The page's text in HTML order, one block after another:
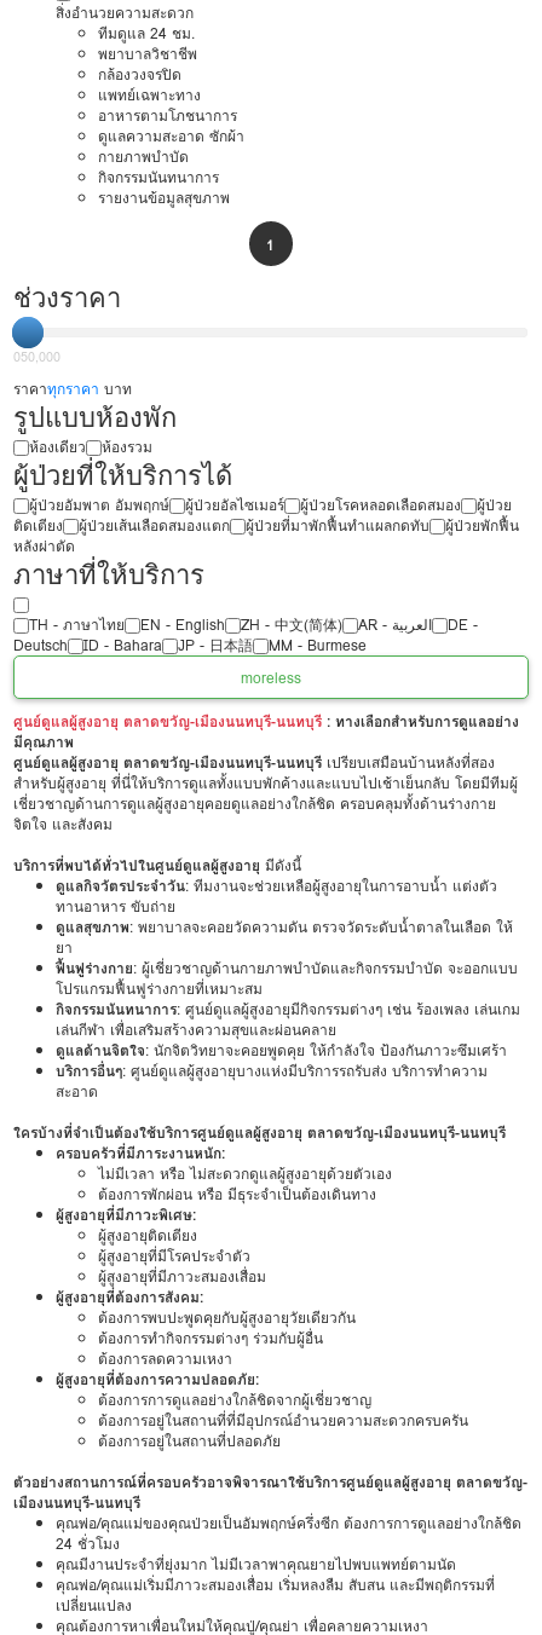
สิ่งอำนวยความสะดวก
ทีมดูแล 24 ชม.
พยาบาลวิชาชีพ
กล้องวงจรปิด
แพทย์เฉพาะทาง
อาหารตามโภชนาการ
ดูแลความสะอาด ซักผ้า
กายภาพบำบัด
กิจกรรมนันทนาการ
รายงานข้อมูลสุขภาพ
1
ช่วงราคา
050,000
ราคาทุกราคา บาท
รูปแบบห้องพัก
ห้องเดียว ห้องรวม
ผู้ป่วยที่ให้บริการได้
ผู้ป่วยอัมพาต อัมพฤกษ์ ผู้ป่วยอัลไซเมอร์ ผู้ป่วยโรคหลอดเลือดสมอง
ผู้ป่วย
ติดเตียง
ผู้ป่วยเส้นเลือดสมองแตก ผู้ป่วยที่มาพักฟื้นทำแผลกดทับ
ผู้ป่วยพักฟื้น
หลังผ่าตัด
ภาษาที่ให้บริการ
TH - ‏ภาษาไทย EN - English ZH - 中文(简体) ‏AR - ‏العربية‏
DE -
Deutsch
ID - Bahara JP - 日本語
MM - Burmese
moreless
ศูนย์ดูแลผู้สูงอายุ ตลาดขวัญ-เมืองนนทบุรี-นนทบุรี : ทางเลือกสำหรับการดูแลอย่าง
มีคุณภาพ
ศูนย์ดูแลผู้สูงอายุ ตลาดขวัญ-เมืองนนทบุรี-นนทบุรี เปรียบเสมือนบ้านหลังที่สอง
สำหรับผู้สูงอายุ ที่นี่ให้บริการดูแลทั้งแบบพักค้างและแบบไปเช้าเย็นกลับ โดยมีทีมผู้
เชี่ยวชาญด้านการดูแลผู้สูงอายุคอยดูแลอย่างใกล้ชิด ครอบคลุมทั้งด้านร่างกาย
จิตใจ และสังคม
บริการที่พบได้ทั่วไปในศูนย์ดูแลผู้สูงอายุ มีดังนี้
ดูแลกิจวัตรประจำวัน: ทีมงานจะช่วยเหลือผู้สูงอายุในการอาบน้ำ แต่งตัว
ทานอาหาร ขับถ่าย
ดูแลสุขภาพ: พยาบาลจะคอยวัดความดัน ตรวจวัดระดับน้ำตาลในเลือด ให้
ยา
ฟื้นฟูร่างกาย: ผู้เชี่ยวชาญด้านกายภาพบำบัดและกิจกรรมบำบัด จะออกแบบ
โปรแกรมฟื้นฟูร่างกายที่เหมาะสม
กิจกรรมนันทนาการ: ศูนย์ดูแลผู้สูงอายุมีกิจกรรมต่างๆ เช่น ร้องเพลง เล่นเกม
เล่นกีฬา เพื่อเสริมสร้างความสุขและผ่อนคลาย
ดูแลด้านจิตใจ: นักจิตวิทยาจะคอยพูดคุย ให้กำลังใจ ป้องกันภาวะซึมเศร้า
บริการอื่นๆ: ศูนย์ดูแลผู้สูงอายุบางแห่งมีบริการรถรับส่ง บริการทำความ
สะอาด
ใครบ้างที่จำเป็นต้องใช้บริการศูนย์ดูแลผู้สูงอายุ ตลาดขวัญ-เมืองนนทบุรี-นนทบุรี
ครอบครัวที่มีภาระงานหนัก:
ไม่มีเวลา หรือ ไม่สะดวกดูแลผู้สูงอายุด้วยตัวเอง
ต้องการพักผ่อน หรือ มีธุระจำเป็นต้องเดินทาง
ผู้สูงอายุที่มีภาวะพิเศษ:
ผู้สูงอายุติดเตียง
ผู้สูงอายุที่มีโรคประจำตัว
ผู้สูงอายุที่มีภาวะสมองเสื่อม
ผู้สูงอายุที่ต้องการสังคม:
ต้องการพบปะพูดคุยกับผู้สูงอายุวัยเดียวกัน
ต้องการทำกิจกรรมต่างๆ ร่วมกับผู้อื่น
ต้องการลดความเหงา
ผู้สูงอายุที่ต้องการความปลอดภัย:
ต้องการการดูแลอย่างใกล้ชิดจากผู้เชี่ยวชาญ
ต้องการอยู่ในสถานที่ที่มีอุปกรณ์อำนวยความสะดวกครบครัน
ต้องการอยู่ในสถานที่ปลอดภัย
ตัวอย่างสถานการณ์ที่ครอบครัวอาจพิจารณาใช้บริการศูนย์ดูแลผู้สูงอายุ ตลาดขวัญ-
เมืองนนทบุรี-นนทบุรี
คุณพ่อ/คุณแม่ของคุณป่วยเป็นอัมพฤกษ์ครึ่งซีก ต้องการการดูแลอย่างใกล้ชิด
24 ชั่วโมง
คุณมีงานประจำที่ยุ่งมาก ไม่มีเวลาพาคุณยายไปพบแพทย์ตามนัด
คุณพ่อ/คุณแม่เริ่มมีภาวะสมองเสื่อม เริ่มหลงลืม สับสน และมีพฤติกรรมที่
เปลี่ยนแปลง
คุณต้องการหาเพื่อนใหม่ให้คุณปู่/คุณย่า เพื่อคลายความเหงา